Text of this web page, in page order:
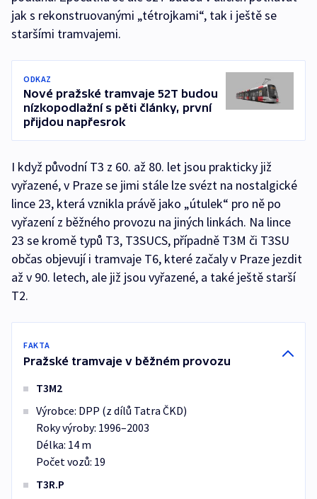
jak s rekonstruovanými „tétrojkami“, tak i ještě se
staršími tramvajemi.
ODKAZ
Nové pražské tramvaje 52T budou
nízkopodlažní s pěti články, první
přijdou napřesrok
I když původní T3 z 60. až 80. let jsou prakticky již
vyřazené, v Praze se jimi stále lze svézt na nostalgické
lince 23, která vznikla právě jako „útulek“ pro ně po
vyřazení z běžného provozu na jiných linkách. Na lince
23 se kromě typů T3, T3SUCS, případně T3M či T3SU
občas objevují i tramvaje T6, které začaly v Praze jezdit
až v 90. letech, ale již jsou vyřazené, a také ještě starší
T2.
FAKTA
Pražské tramvaje v běžném provozu
T3M2
Výrobce: DPP (z dílů Tatra ČKD)
Roky výroby: 1996–2003
Délka: 14 m
Počet vozů: 19
T3R.P